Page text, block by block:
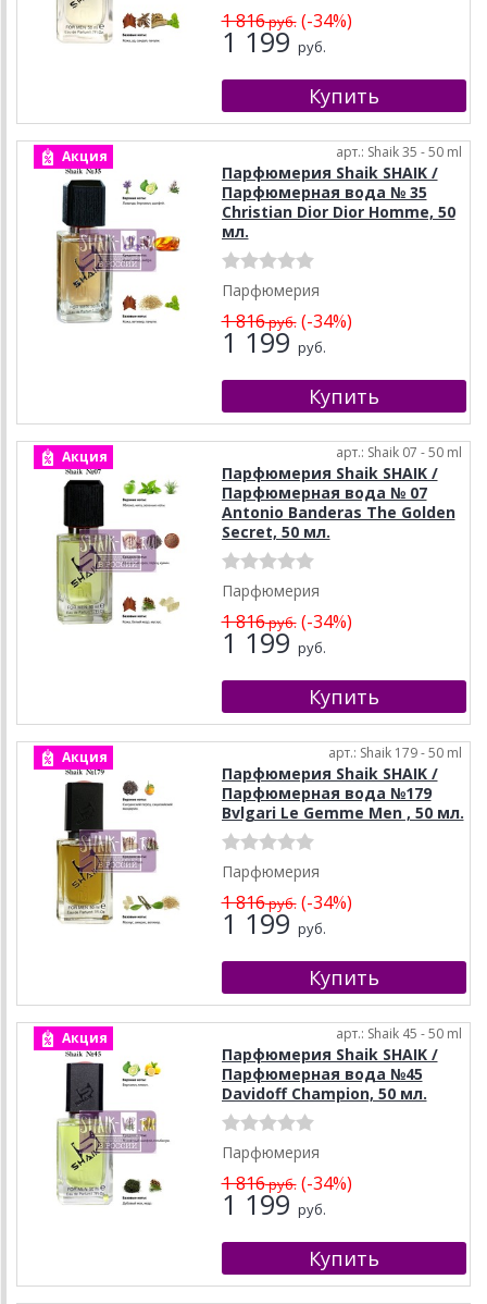
1 816руб.(-34%)
1 199 руб.
Акция арт.: Shaik 35 - 50 ml
Парфюмерия Shaik SHAIK /
Парфюмерная вода № 35
Christian Dior Dior Homme, 50
мл.
Парфюмерия
1 816руб.(-34%)
1 199 руб.
Акция арт.: Shaik 07 - 50 ml
Парфюмерия Shaik SHAIK /
Парфюмерная вода № 07
Antonio Banderas The Golden
Secret, 50 мл.
Парфюмерия
1 816руб.(-34%)
1 199 руб.
Акция арт.: Shaik 179 - 50 ml
Парфюмерия Shaik SHAIK /
Парфюмерная вода №179
Bvlgari Le Gemme Men , 50 мл.
Парфюмерия
1 816руб.(-34%)
1 199 руб.
Акция арт.: Shaik 45 - 50 ml
Парфюмерия Shaik SHAIK /
Парфюмерная вода №45
Davidoff Champion, 50 мл.
Парфюмерия
1 816руб.(-34%)
1 199 руб.